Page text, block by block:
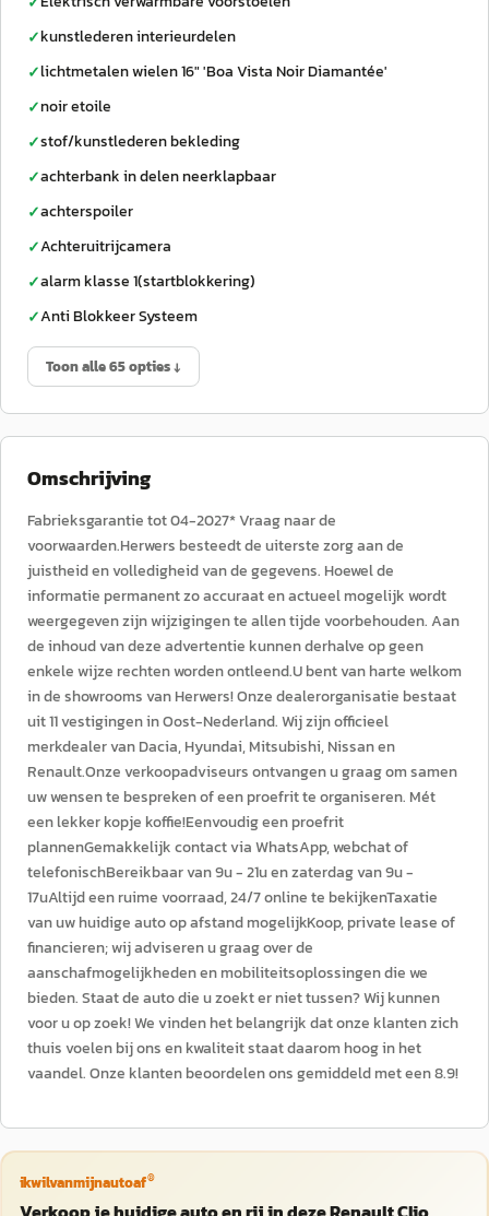
✓kunstlederen interieurdelen
✓lichtmetalen wielen 16" 'Boa Vista Noir Diamantée'
✓noir etoile
✓stof/kunstlederen bekleding
✓achterbank in delen neerklapbaar
✓achterspoiler
✓Achteruitrijcamera
✓alarm klasse 1(startblokkering)
✓Anti Blokkeer Systeem
Toon alle 65 opties ↓
Omschrijving
Fabrieksgarantie tot 04-2027* Vraag naar de
voorwaarden.Herwers besteedt de uiterste zorg aan de
juistheid en volledigheid van de gegevens. Hoewel de
informatie permanent zo accuraat en actueel mogelijk wordt
weergegeven zijn wijzigingen te allen tijde voorbehouden. Aan
de inhoud van deze advertentie kunnen derhalve op geen
enkele wijze rechten worden ontleend.U bent van harte welkom
in de showrooms van Herwers! Onze dealerorganisatie bestaat
uit 11 vestigingen in Oost-Nederland. Wij zijn officieel
merkdealer van Dacia, Hyundai, Mitsubishi, Nissan en
Renault.Onze verkoopadviseurs ontvangen u graag om samen
uw wensen te bespreken of een proefrit te organiseren. Mét
een lekker kopje koffie!Eenvoudig een proefrit
plannenGemakkelijk contact via WhatsApp, webchat of
telefonischBereikbaar van 9u - 21u en zaterdag van 9u -
17uAltijd een ruime voorraad, 24/7 online te bekijkenTaxatie
van uw huidige auto op afstand mogelijkKoop, private lease of
financieren; wij adviseren u graag over de
aanschafmogelijkheden en mobiliteitsoplossingen die we
bieden. Staat de auto die u zoekt er niet tussen? Wij kunnen
voor u op zoek! We vinden het belangrijk dat onze klanten zich
thuis voelen bij ons en kwaliteit staat daarom hoog in het
vaandel. Onze klanten beoordelen ons gemiddeld met een 8.9!
ikwilvanmijnautoaf®